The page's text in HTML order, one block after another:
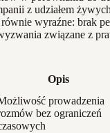
z udziałem
wyraźne: brak
związane z
Opis
prowadzenia
bez ograniczeń